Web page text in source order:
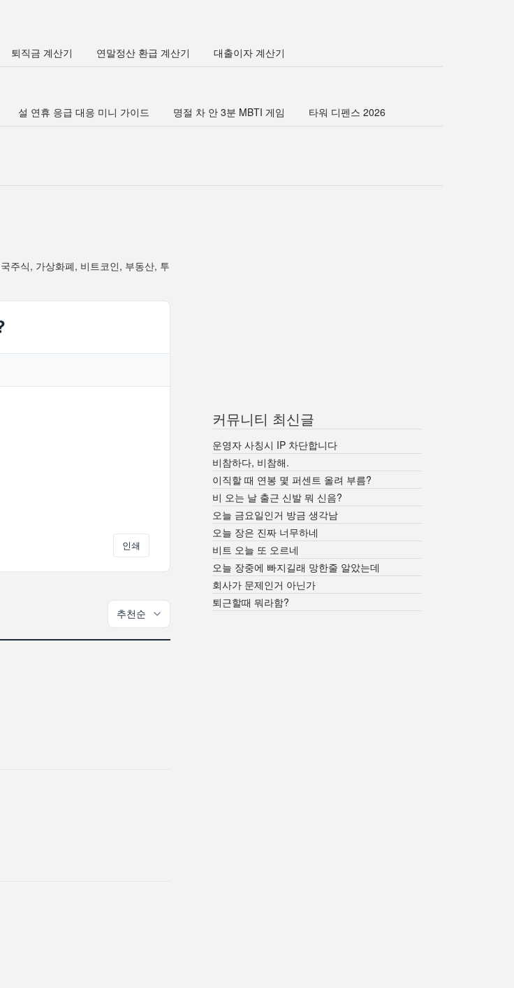
퇴직금 계산기 연말정산 환급 계산기 대출이자 계산기
설 연휴 응급 대응 미니 가이드 명절 차 안 3분 MBTI 게임 타워 디펜스 2026
주식, 가상화폐, 비트코인, 부동산, 투
인쇄
커뮤니티 최신글
운영자 사칭시 IP 차단합니다
비참하다, 비참해.
이직할 때 연봉 몇 퍼센트 올려 부름?
비 오는 날 출근 신발 뭐 신음?
오늘 금요일인거 방금 생각남
오늘 장은 진짜 너무하네
비트 오늘 또 오르네
오늘 장중에 빠지길래 망한줄 알았는데
회사가 문제인거 아닌가
퇴근할때 뭐라함?